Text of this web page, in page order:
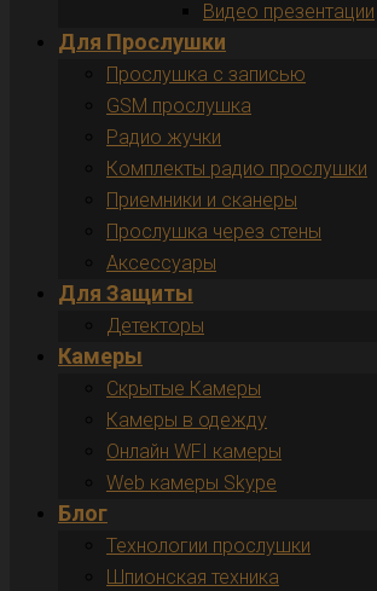
Видео презентации
Для Прослушки
Прослушка с записью
GSM прослушка
Радио жучки
Комплекты радио прослушки
Приемники и сканеры
Прослушка через стены
Аксессуары
Для Защиты
Детекторы
Камеры
Скрытые Камеры
Камеры в одежду
Онлайн WFI камеры
Web камеры Skype
Блог
Технологии прослушки
Шпионская техника